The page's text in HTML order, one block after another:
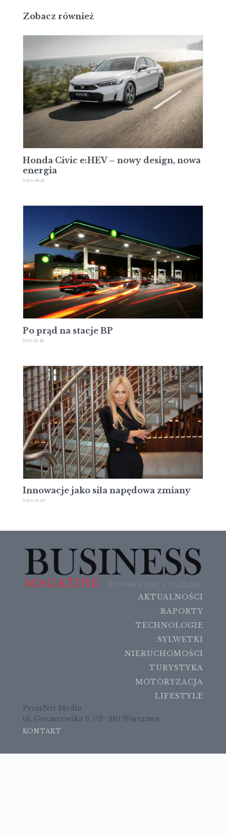
Zobacz również
Honda Civic e:HEV – nowy design, nowa
energia
2025-08-13
Po prąd na stacje BP
2021-12-18
Innowacje jako siła napędowa zmiany
2024-11-29
AKTUALNOŚCI
RAPORTY
TECHNOLOGIE
SYLWETKI
NIERUCHOMOŚCI
TURYSTYKA
MOTORYZACJA
LIFESTYLE
PressNet Media
ul. Goraszewska 6, 02- 910 Warszawa
KONTAKT